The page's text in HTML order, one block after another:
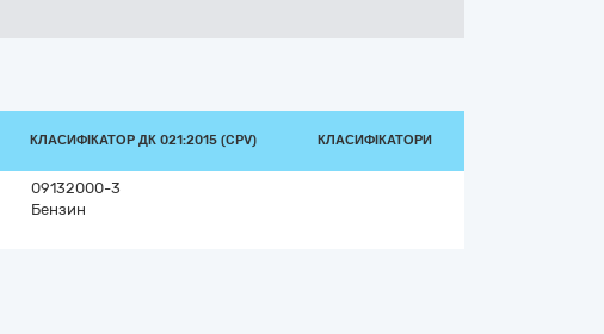
КЛАСИФІКАТОР ДК 021:2015 (CPV) КЛАСИФІКАТОРИ
09132000-3
Бензин